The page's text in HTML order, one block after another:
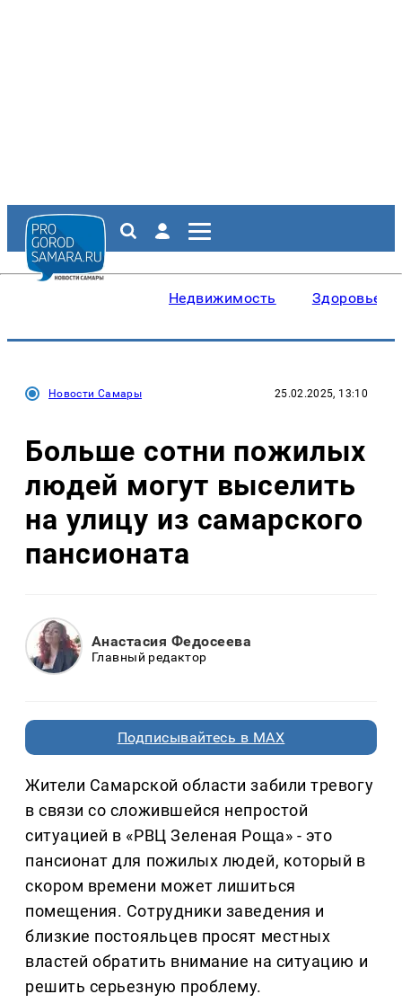
Недвижимость Здоровье
Новости Самары 25.02.2025, 13:10
Больше сотни пожилых
людей могут выселить
на улицу из самарского
пансионата
Анастасия Федосеева
Главный редактор
Подписывайтесь в MAX
Жители Самарской области забили тревогу
в связи со сложившейся непростой
ситуацией в «РВЦ Зеленая Роща» - это
пансионат для пожилых людей, который в
скором времени может лишиться
помещения. Сотрудники заведения и
близкие постояльцев просят местных
властей обратить внимание на ситуацию и
решить серьезную проблему.